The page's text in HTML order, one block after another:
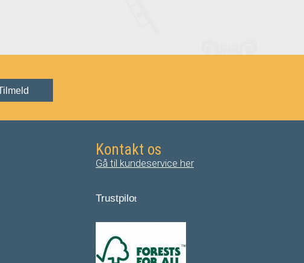
Kontakt os
Gå til kundeservice her
Trustpilot